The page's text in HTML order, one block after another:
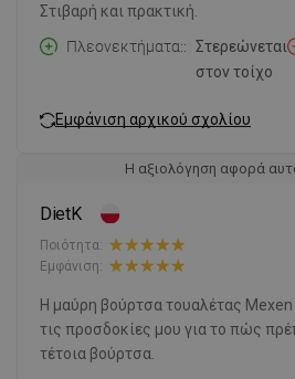
Στιβαρή και πρακτική.
Πλεονεκτήματα:
Στερεώνεται
στον τοίχο
Εμφάνιση αρχικού σχολίου
Η αξιολόγηση αφορά
DietK
Ποιότητα:
Εμφάνιση:
Η μαύρη βούρτσα τουαλέτας Mexen
τις προσδοκίες μου για το πώς
τέτοια βούρτσα.